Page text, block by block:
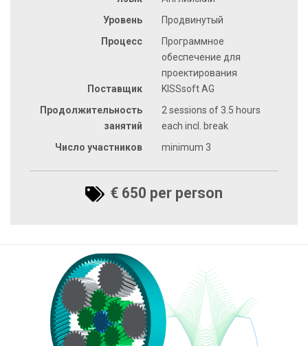
Уровень
Продвинутый
Процесс
Программное
обеспечение для
проектирования
Поставщик
KISSsoft AG
Продолжительность
занятий
2 sessions of 3.5 hours
each incl. break
Число участников
minimum 3
€ 650 per person